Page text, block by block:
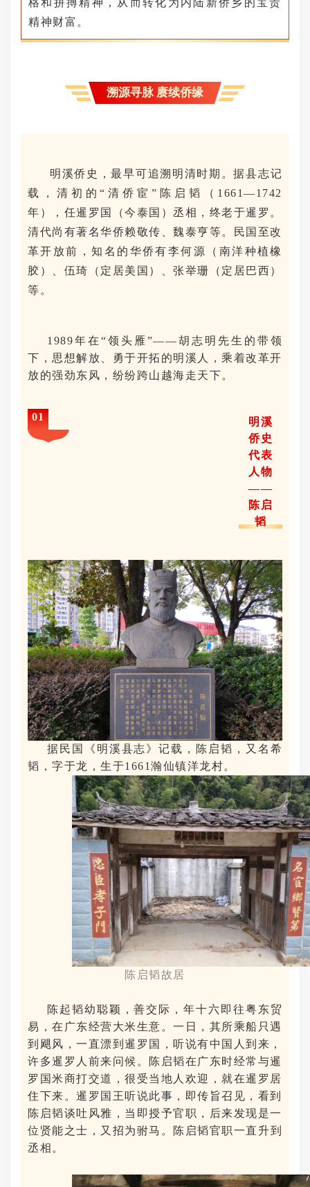
格和拼搏精神，从而转化为内陆新侨乡的宝贵
精神财富。
溯源寻脉 赓续侨缘
明溪侨史，最早可追溯明清时期。据县志记
载，清初的“清侨宦”陈启韬（1661—1742
年），任暹罗国（今泰国）丞相，终老于暹罗。
清代尚有著名华侨赖敬传、魏泰亨等。民国至改
革开放前，知名的华侨有李何源（南洋种植橡
胶）、伍琦（定居美国）、张举珊（定居巴西）
等。
1989年在“领头雁”——胡志明先生的带领
下，思想解放、勇于开拓的明溪人，乘着改革开
放的强劲东风，纷纷跨山越海走天下。
01
明溪
侨史
代表
人物
——
陈启
韬
据民国《明溪县志》记载，陈启韬，又名希
韬，字于龙，生于1661瀚仙镇洋龙村。
陈启韬故居
陈起韬幼聪颖，善交际，年十六即往粤东贸
易，在广东经营大米生意。一日，其所乘船只遇
到飓风，一直漂到暹罗国，听说有中国人到来，
许多暹罗人前来问候。陈启韬在广东时经常与暹
罗国米商打交道，很受当地人欢迎，就在暹罗居
住下来。暹罗国王听说此事，即传旨召见，看到
陈启韬谈吐风雅，当即授予官职，后来发现是一
位贤能之士，又招为驸马。 陈启韬官职一直升到
丞相。